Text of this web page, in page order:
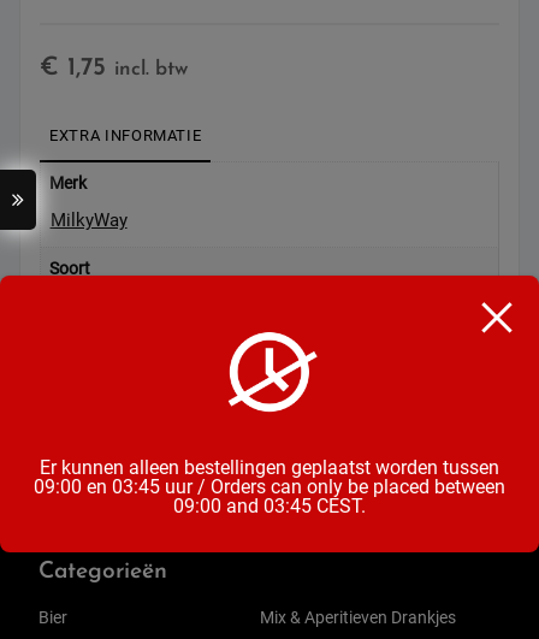
€ 1,75 incl. btw
EXTRA INFORMATIE
Merk
MilkyWay
Soort
Categorieën
Bier
Mix & Aperitieven Drankjes
Er kunnen alleen bestellingen geplaatst worden tussen
09:00 en 03:45 uur / Orders can only be placed between
09:00 and 03:45 CEST.